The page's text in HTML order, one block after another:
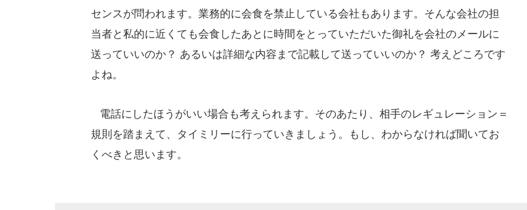
センスが問われます。業務的に会食を禁止している会社もあります。そんな会社の担
当者と私的に近くても会食したあとに時間をとっていただいた御礼を会社のメールに
送っていいのか？ あるいは詳細な内容まで記載して送っていいのか？ 考えどころです
よね。
電話にしたほうがいい場合も考えられます。そのあたり、相手のレギュレーション＝
規則を踏まえて、タイミリーに行っていきましょう。もし、わからなければ聞いてお
くべきと思います。